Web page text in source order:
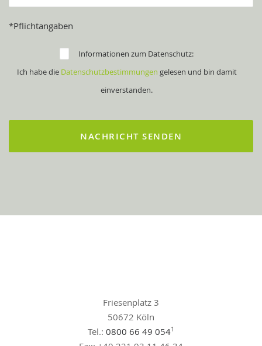
*Pflichtangaben
Informationen zum Datenschutz:
Ich habe die Datenschutzbestimmungen gelesen und bin damit
einverstanden.
Friesenplatz 3
50672 Köln
Tel.: 0800 66 49 0541